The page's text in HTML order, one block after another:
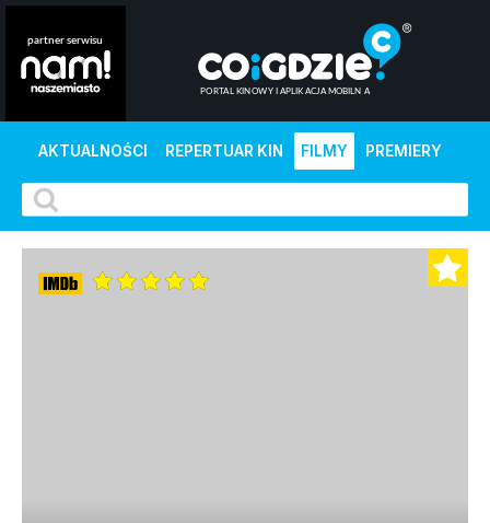
AKTUALNOŚCI REPERTUAR KIN FILMY PREMIERY